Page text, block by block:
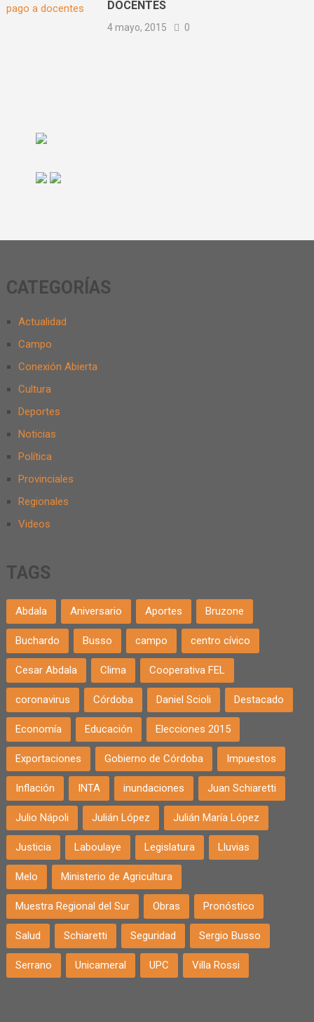
DOCENTES
4 mayo, 2015 0
CATEGORÍAS
Actualidad
Campo
Conexión Abierta
Cultura
Deportes
Noticias
Política
Provinciales
Regionales
Videos
TAGS
Abdala Aniversario Aportes Bruzone
Buchardo Busso campo centro cívico
Cesar Abdala Clima Cooperativa FEL
coronavirus Córdoba Daniel Scioli Destacado
Economía Educación Elecciones 2015
Exportaciones Gobierno de Córdoba Impuestos
Inflación INTA inundaciones Juan Schiaretti
Julio Nápoli Julián López Julián María López
Justicia Laboulaye Legislatura Lluvias
Melo Ministerio de Agricultura
Muestra Regional del Sur Obras Pronóstico
Salud Schiaretti Seguridad Sergio Busso
Serrano Unicameral UPC Villa Rossi